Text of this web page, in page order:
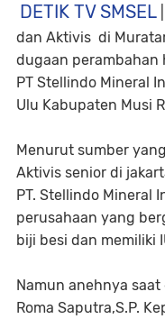
DETIK TV SMSEL
dan Aktivis di
dugaan perambahan
PT Stellindo Mineral
Ulu Kabupaten Musi
Menurut sumber
Aktivis senior di
PT. Stellindo Mineral
perusahaan yang
biji besi dan memiliki
Namun anehnya
Roma Saputra,S.P.